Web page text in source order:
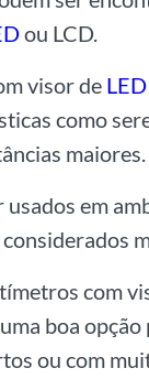
ou LCD.
visor de LED
como
maiores.
usados em
com
boa opção
ou com